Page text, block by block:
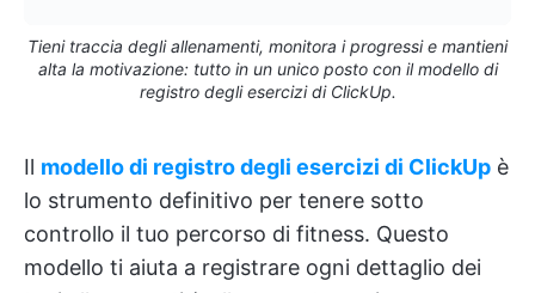
Tieni traccia degli allenamenti, monitora i progressi e mantieni
alta la motivazione: tutto in un unico posto con il modello di
registro degli esercizi di ClickUp.
Il modello di registro degli esercizi di ClickUp è
lo strumento definitivo per tenere sotto
controllo il tuo percorso di fitness. Questo
modello ti aiuta a registrare ogni dettaglio dei